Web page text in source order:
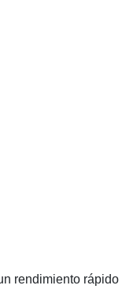
rendimiento rápido